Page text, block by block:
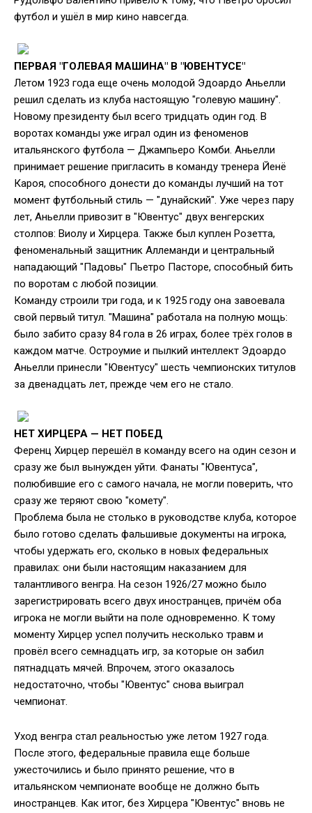
футбол и ушёл в мир кино навсегда.
ПЕРВАЯ "ГОЛЕВАЯ МАШИНА" В "ЮВЕНТУСЕ"
Летом 1923 года еще очень молодой Эдоардо Аньелли
решил сделать из клуба настоящую "голевую машину".
Новому президенту был всего тридцать один год. В
воротах команды уже играл один из феноменов
итальянского футбола — Джампьеро Комби. Аньелли
принимает решение пригласить в команду тренера Йенё
Кароя, способного донести до команды лучший на тот
момент футбольный стиль — "дунайский". Уже через пару
лет, Аньелли привозит в "Ювентус" двух венгерских
столпов: Виолу и Хирцера. Также был куплен Розетта,
феноменальный защитник Аллеманди и центральный
нападающий "Падовы" Пьетро Пасторе, способный бить
по воротам с любой позиции.
Команду строили три года, и к 1925 году она завоевала
свой первый титул. "Машина" работала на полную мощь:
было забито сразу 84 гола в 26 играх, более трёх голов в
каждом матче. Остроумие и пылкий интеллект Эдоардо
Аньелли принесли "Ювентусу" шесть чемпионских титулов
за двенадцать лет, прежде чем его не стало.
НЕТ ХИРЦЕРА — НЕТ ПОБЕД
Ференц Хирцер перешёл в команду всего на один сезон и
сразу же был вынужден уйти. Фанаты "Ювентуса",
полюбившие его с самого начала, не могли поверить, что
сразу же теряют свою "комету".
Проблема была не столько в руководстве клуба, которое
было готово сделать фальшивые документы на игрока,
чтобы удержать его, сколько в новых федеральных
правилах: они были настоящим наказанием для
талантливого венгра. На сезон 1926/27 можно было
зарегистрировать всего двух иностранцев, причём оба
игрока не могли выйти на поле одновременно. К тому
моменту Хирцер успел получить несколько травм и
провёл всего семнадцать игр, за которые он забил
пятнадцать мячей. Впрочем, этого оказалось
недостаточно, чтобы "Ювентус" снова выиграл
чемпионат.
Уход венгра стал реальностью уже летом 1927 года.
После этого, федеральные правила еще больше
ужесточились и было принято решение, что в
итальянском чемпионате вообще не должно быть
иностранцев. Как итог, без Хирцера "Ювентус" вновь не